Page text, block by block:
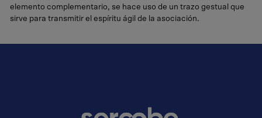
elemento complementario, se hace uso de un trazo gestual que
sirve para transmitir el espíritu ágil de la asociación.